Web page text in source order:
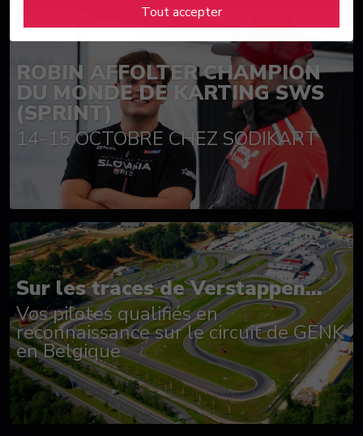
Tout accepter
ROBIN AFFOLTER CHAMPION
DU MONDE DE KARTING SWS
(SPRINT)
14-15 OCTOBRE CHEZ SODIKART
Sur les traces de Verstappen...
Vos pilotes qualifiés en
reconnaissance sur le circuit de GENK
en Belgique